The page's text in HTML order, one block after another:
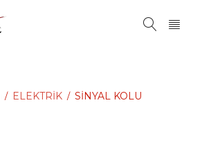
/ ELEKTRİK / SİNYAL KOLU